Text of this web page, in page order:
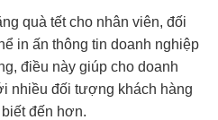
quà tết cho nhân viên, đối
in ấn thông tin doanh nghiệp
điều này giúp cho doanh
nhiều đối tượng khách hàng
đến hơn.